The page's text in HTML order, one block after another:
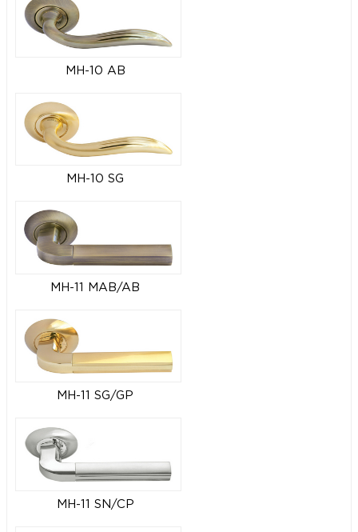
MH-10 AB
MH-10 SG
MH-11 MAB/AB
MH-11 SG/GP
MH-11 SN/CP